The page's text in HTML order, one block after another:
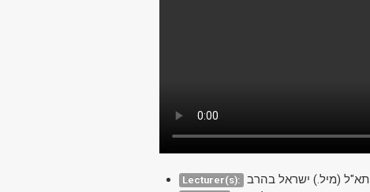
Lecturer(s): תא"ל (מיל.) ישראל בהרב